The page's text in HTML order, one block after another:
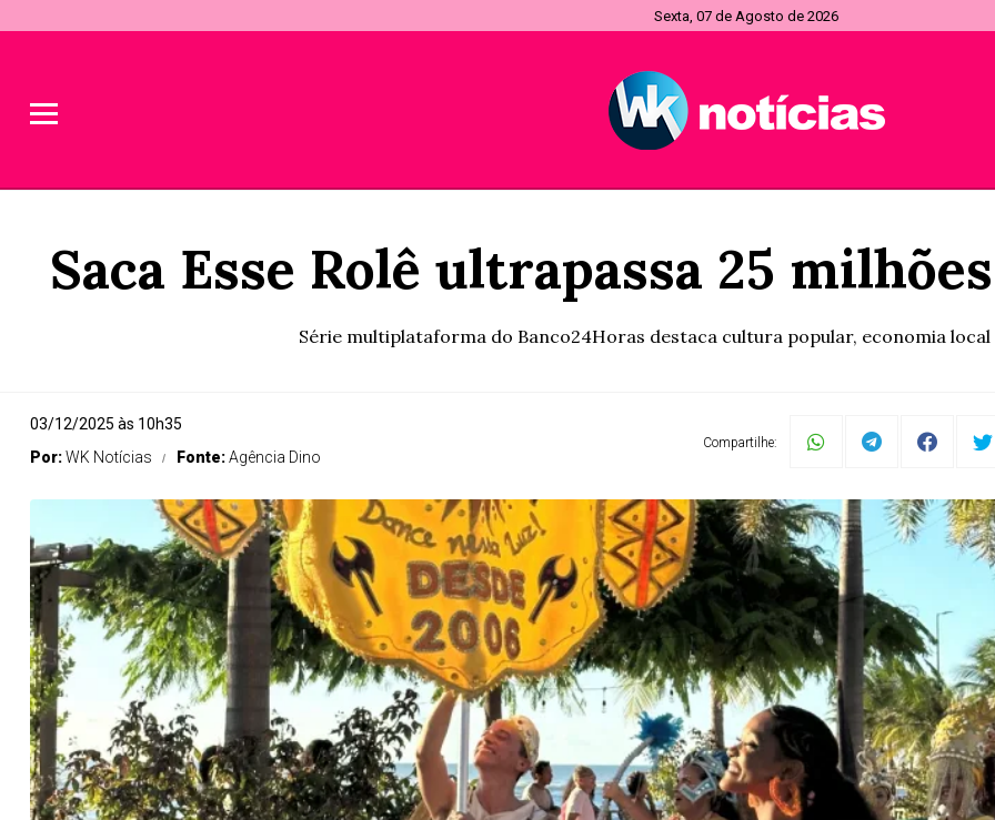
Sexta, 07 de Agosto de 2026
Saca Esse Rolê ultrapassa 25
Série multiplataforma do Banco24Horas destaca cultura popular, economia
03/12/2025 às 10h35
Por:WK Notícias Fonte:Agência Dino
Compartilhe: